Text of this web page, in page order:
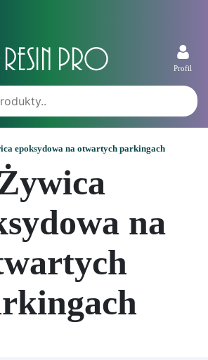
Profil
epoksydowa na otwartych parkingach
na